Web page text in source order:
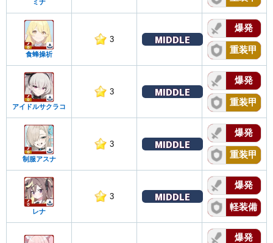
ミナ
食蜂操祈
3 MIDDLE
爆発
重装甲
アイドルサクラコ
3 MIDDLE
爆発
重装甲
制服アスナ
3 MIDDLE
爆発
重装甲
レナ
3 MIDDLE
爆発
軽装備
爆発